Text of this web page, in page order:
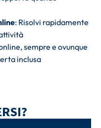
: Risolvi rapidamente
sempre e ovunque
inclusa